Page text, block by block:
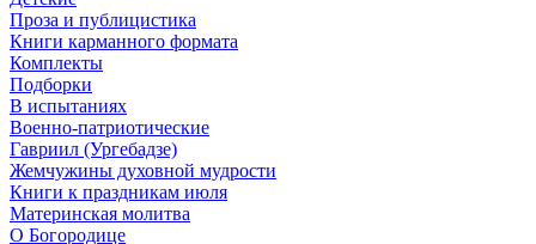
Проза и публицистика
Книги карманного формата
Комплекты
Подборки
В испытаниях
Военно-патриотические
Гавриил (Ургебадзе)
Жемчужины духовной мудрости
Книги к праздникам июля
Материнская молитва
О Богородице